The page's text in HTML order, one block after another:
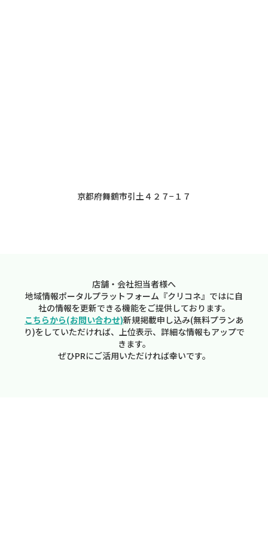
京都府舞鶴市引土４２７−１７
店舗・会社担当者様へ
地域情報ポータルプラットフォーム『クリコネ』ではに自
社の情報を更新できる機能をご提供しております。
こちらから(お問い合わせ)新規掲載申し込み(無料プランあ
り)をしていただければ、上位表示、詳細な情報もアップで
きます。
ぜひPRにご活用いただければ幸いです。